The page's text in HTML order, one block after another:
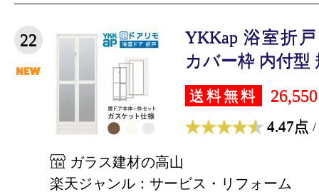
22
YKKap 浴室折
カバー枠 内付型
送料無料
4.47点 /
ガラス建材の高山
楽天ジャンル：サービス・リフォーム